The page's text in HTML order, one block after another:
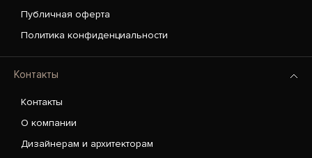
Публичная оферта
Политика конфиденциальности
Контакты
Контакты
О компании
Дизайнерам и архитекторам